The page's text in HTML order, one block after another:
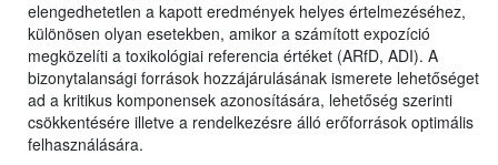
elengedhetetlen a kapott eredmények helyes értelmezéséhez,
különösen olyan esetekben, amikor a számított expozíció
megközelíti a toxikológiai referencia értéket (ARfD, ADI). A
bizonytalansági források hozzájárulásának ismerete lehetőséget
ad a kritikus komponensek azonosítására, lehetőség szerinti
csökkentésére illetve a rendelkezésre álló erőforrások optimális
felhasználására.